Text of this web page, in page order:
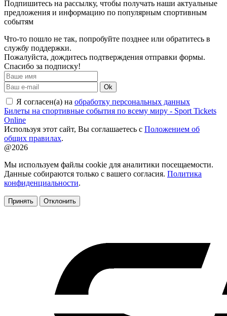
Подпишитесь на рассылку, чтобы получать наши актуальные
предложения и информацию по популярным спортивным
событям
Что-то пошло не так, попробуйте позднее или обратитесь в
службу поддержки.
Пожалуйста, дождитесь подтверждения отправки формы.
Спасибо за подписку!
Ok
Я согласен(а) на обработку персональных данных
Билеты на спортивные события по всему миру - Sport Tickets
Online
Используя этот сайт, Вы соглашаетесь с Положением об
общих правилах.
@2026
Мы используем файлы cookie для аналитики посещаемости.
Данные собираются только с вашего согласия. Политика
конфиденциальности.
Принять Отклонить